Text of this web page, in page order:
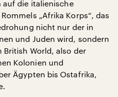
auf die italienische
„Afrika Korps“, das
nicht nur der in
und Juden wird, sondern
World, also der
Kolonien und
Ägypten bis Ostafrika,